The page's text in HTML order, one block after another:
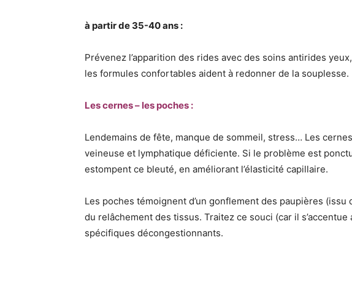
à partir de 35-40 ans :
Prévenez l’apparition des rides avec des soins antirides
les formules confortables aident à redonner de la souplesse.
Les cernes – les poches :
Lendemains de fête, manque de sommeil, stress… Les
veineuse et lymphatique déficiente. Si le problème est
estompent ce bleuté, en améliorant l’élasticité capillaire.
Les poches témoignent d’un gonflement des paupières (issu
du relâchement des tissus. Traitez ce souci (car il
spécifiques décongestionnants.